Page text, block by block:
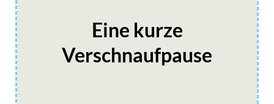
Eine kurze
Verschnaufpause